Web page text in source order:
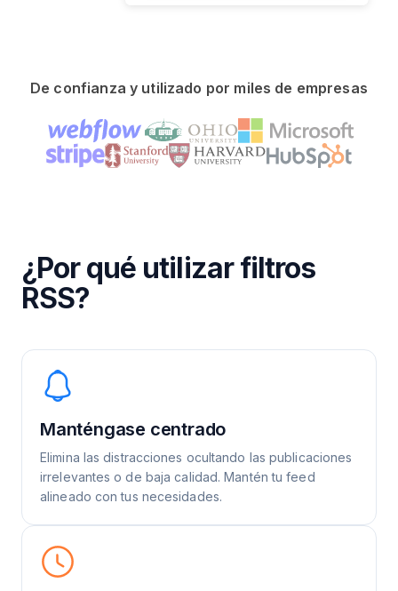
De confianza y utilizado por miles de empresas
¿Por qué utilizar filtros
RSS?
Manténgase centrado
Elimina las distracciones ocultando las publicaciones
irrelevantes o de baja calidad. Mantén tu feed
alineado con tus necesidades.